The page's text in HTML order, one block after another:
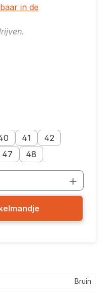
in de
39 40
41
Maatoptie: 41
42
Maatoptie: 42
46
47 47
48
Maatoptie: 48
Voer de
Bruin